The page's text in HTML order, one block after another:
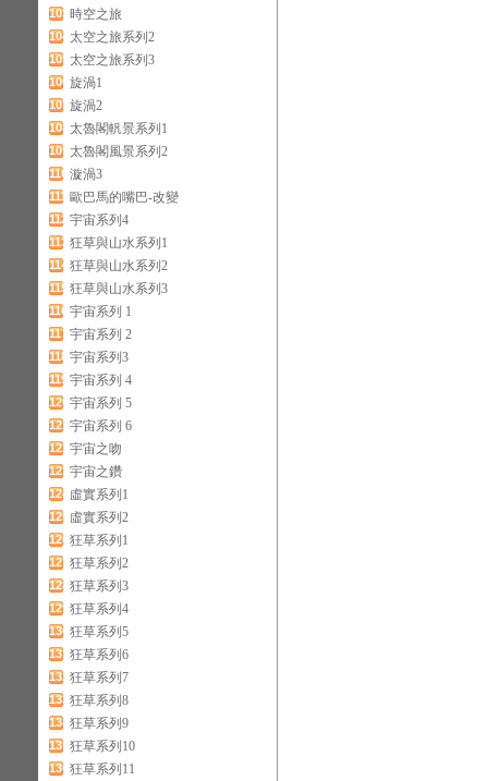
103 時空之旅
104 太空之旅系列2
105 太空之旅系列3
106 旋渦1
107 旋渦2
108 太魯閣軓景系列1
109 太魯閣風景系列2
110 漩渦3
111 歐巴馬的嘴巴-改變
112 宇宙系列4
113 狂草與山水系列1
114 狂草與山水系列2
115 狂草與山水系列3
116 宇宙系列 1
117 宇宙系列 2
118 宇宙系列3
119 宇宙系列 4
120 宇宙系列 5
121 宇宙系列 6
122 宇宙之吻
123 宇宙之鑽
124 虛實系列1
125 虛實系列2
126 狂草系列1
127 狂草系列2
128 狂草系列3
129 狂草系列4
130 狂草系列5
131 狂草系列6
132 狂草系列7
133 狂草系列8
134 狂草系列9
135 狂草系列10
136 狂草系列11